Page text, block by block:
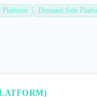
Platform Demand-Side